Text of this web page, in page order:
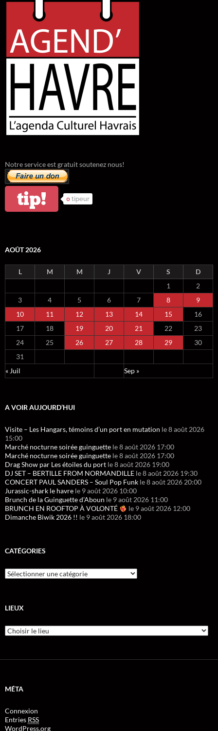
Notre service est gratuit soutenez nous!
tip! 0 tipeur
AOÛT 2026
L M M J V S
D
1
2
3
4 5 6 7 8
9
10
11 12 13 14 15
16
17
18 19 20 21 22
23
24
25 26 27 28 29
30
31
« Juil
Sep »
A VOIR AUJOURD’HUI
Visite – Les Hangars, témoins d’un port en mutation le 8 août 2026
15:00
Marché nocturne soirée guinguette le 8 août 2026 17:00
Marché nocturne soirée guinguette le 8 août 2026 17:00
Drag Show par Les étoiles du port le 8 août 2026 19:00
DJ SET – BERTILLE FROM NORMANDILLE le 8 août 2026 19:30
CONCERT PAUL SANDERS – Soul Pop Funk le 8 août 2026 20:00
Jurassic-shark le havre le 9 août 2026 10:00
Brunch de la Guinguette d’Aboun le 9 août 2026 11:00
BRUNCH EN ROOFTOP À VOLONTÉ
le 9 août 2026 12:00
Dimanche Biwik 2026 !! le 9 août 2026 18:00
CATÉGORIES
LIEUX
MÉTA
Connexion
Entries RSS
WordPress.org